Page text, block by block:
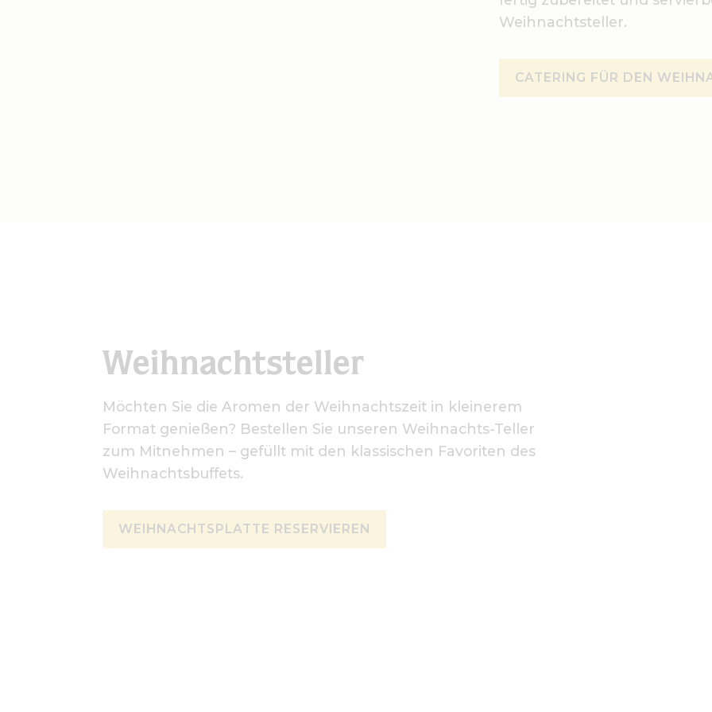
Weihnachtsteller.
CATERING FÜR DEN
Weihnachtsteller
Möchten Sie die Aromen der Weihnachtszeit in kleinerem
Format genießen? Bestellen Sie unseren Weihnachts-Teller
zum Mitnehmen – gefüllt mit den klassischen Favoriten des
Weihnachtsbuffets.
WEIHNACHTSPLATTE RESERVIEREN